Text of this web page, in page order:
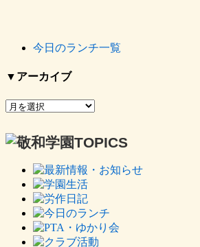
今日のランチ一覧
▼アーカイブ